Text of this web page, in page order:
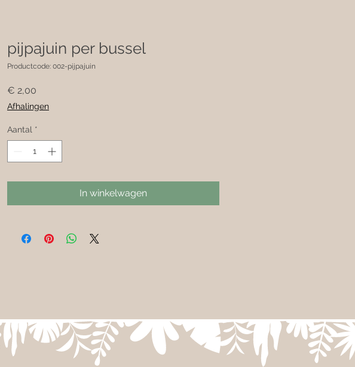
pijpajuin per bussel
Productcode: 002-pijpajuin
€ 2,00
Afhalingen
Aantal *
In winkelwagen